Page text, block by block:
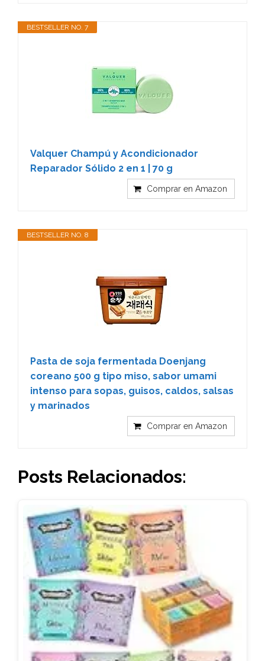
BESTSELLER NO. 7
Valquer Champú y Acondicionador
Reparador Sólido 2 en 1 | 70 g
Comprar en Amazon
BESTSELLER NO. 8
Pasta de soja fermentada Doenjang
coreano 500 g tipo miso, sabor umami
intenso para sopas, guisos, caldos, salsas
y marinados
Comprar en Amazon
Posts Relacionados: